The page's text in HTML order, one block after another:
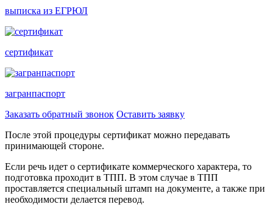
выписка из ЕГРЮЛ
сертификат
загранпаспорт
Заказать обратный звонок Оставить заявку
После этой процедуры сертификат можно передавать
принимающей стороне.
Если речь идет о сертификате коммерческого характера, то
подготовка проходит в ТПП. В этом случае в ТПП
проставляется специальный штамп на документе, а также при
необходимости делается перевод.